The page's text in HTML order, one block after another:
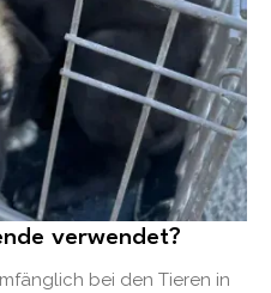
verwendet?
bei den Tieren in